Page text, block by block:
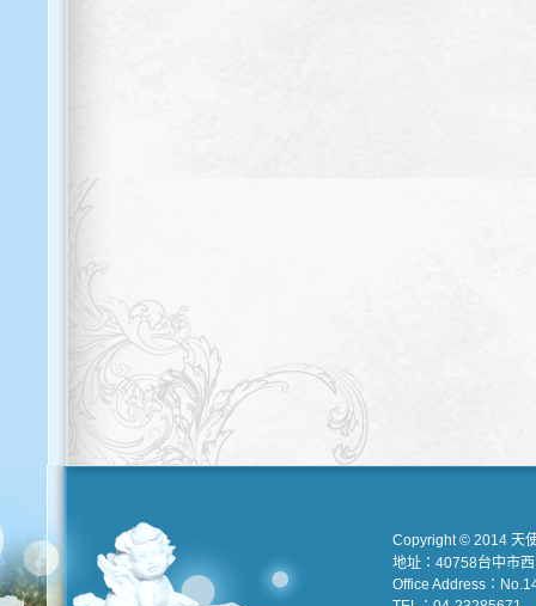
Copyright © 2014 天
地址：40758台中市
Office Address：